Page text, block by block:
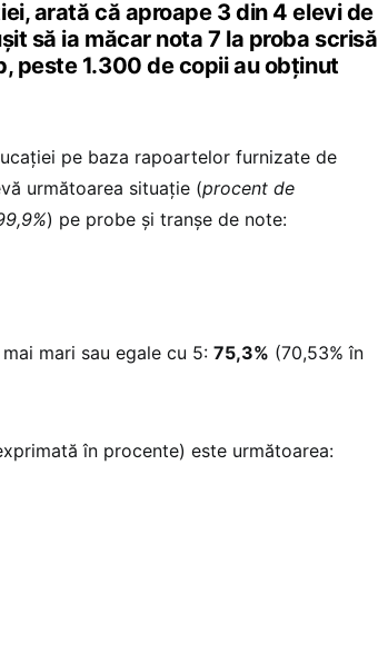
arată că aproape 3 din 4 elevi de
să ia măcar nota 7 la proba scrisă
peste 1.300 de copii au obținut
pe baza rapoartelor furnizate de
următoarea situație (procent de
) pe probe și tranșe de note:
mari sau egale cu 5: 75,3% (70,53% în
în procente) este următoarea: